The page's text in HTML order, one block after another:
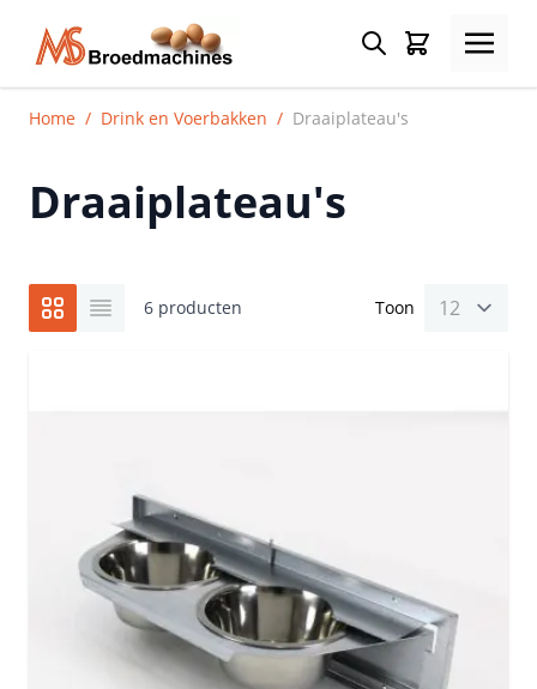
SearchWinkelmand
Home / Drink en Voerbakken / Draaiplateau's
Draaiplateau's
Tonen als
Foto-tabel
Tonen als
Lijst 6 producten Toon